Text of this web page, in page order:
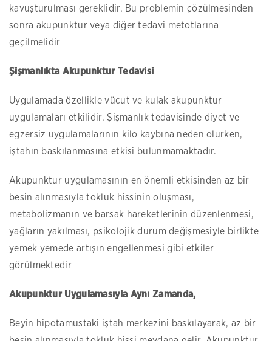
kavuşturulması gereklidir. Bu problemin çözülmesinden
sonra akupunktur veya diğer tedavi metotlarına
geçilmelidir
Şişmanlıkta Akupunktur Tedavisi
Uygulamada özellikle vücut ve kulak akupunktur
uygulamaları etkilidir. Şişmanlık tedavisinde diyet ve
egzersiz uygulamalarının kilo kaybına neden olurken,
iştahın baskılanmasına etkisi bulunmamaktadır.
Akupunktur uygulamasının en önemli etkisinden az bir
besin alınmasıyla tokluk hissinin oluşması,
metabolizmanın ve barsak hareketlerinin düzenlenmesi,
yağların yakılması, psikolojik durum değişmesiyle birlikte
yemek yemede artışın engellenmesi gibi etkiler
görülmektedir
Akupunktur Uygulamasıyla Aynı Zamanda,
Beyin hipotamustaki iştah merkezini baskılayarak, az bir